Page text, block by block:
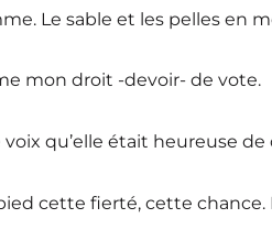
Le sable et les pelles en
mon droit -devoir- de vote.
qu’elle était heureuse de
cette fierté, cette chance.